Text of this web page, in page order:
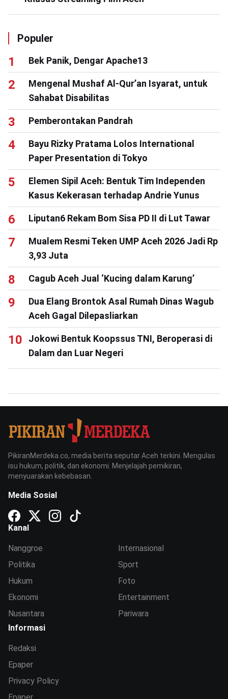
Populer
Bek Panik, Dengar Apache13
Mengenal Mushaf Al-Qur’an Isyarat, untuk
Sahabat Disabilitas
Pemberontakan Pandrah
Bayu Rizky Pratama Lolos International
Paper Presentation di Tokyo
Elemen Sipil Aceh: Bentuk Tim Independen
Kasus Kekerasan terhadap Andrie Yunus
Liputan6 Rekam Bom Sisa PD II di Lut Tawar
Mualem Resmi Teken UMP Aceh 2026 Jadi Rp
3,93 Juta
Cagub Aceh Jual ‘Kucing dalam Karung’
Dua Elang Brontok Asal Rumah Dinas Wagub
Aceh Gagal Dilepasliarkan
Jokowi Bentuk Koopssus TNI, Beroperasi di
Dalam dan Luar Negeri
PikiranMerdeka.co, media berita seputar Aceh terkini. Mengulas
isu hukum, politik, dan ekonomi. Menjelajah pemikiran,
menyuarakan kebebasan.
Media Sosial
Kanal
Nanggroe
Politika
Hukum
Ekonomi
Nusantara
Internasional
Sport
Foto
Entertainment
Pariwara
Informasi
Redaksi
Epaper
Privacy Policy